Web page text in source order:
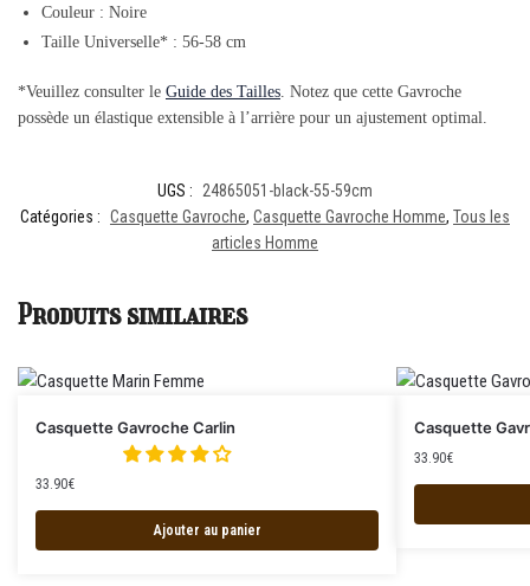
Couleur : Noire
Taille Universelle* : 56-58 cm
*Veuillez consulter le Guide des Tailles . Notez que cette Gavroche
possède un élastique extensible à l’arrière pour un ajustement optimal.
UGS : 24865051-black-55-59cm
Catégories : Casquette Gavroche, Casquette Gavroche Homme, Tous les
articles Homme
Produits similaires
Casquette Gavroche Carlin
33.90€
Ajouter au panier
Casquette
33.90€